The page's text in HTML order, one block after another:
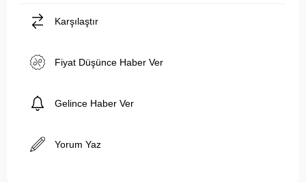
Karşılaştır
Fiyat Düşünce Haber Ver
Gelince Haber Ver
Yorum Yaz